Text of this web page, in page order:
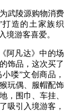
武陵源购物消费
造的土家族织
境游客喜爱。
阿凡达》中的场
饰品，这次买了
喽”文创商品，
玩偶、服帽配饰
，围巾、车挂、
吸引入境游客，